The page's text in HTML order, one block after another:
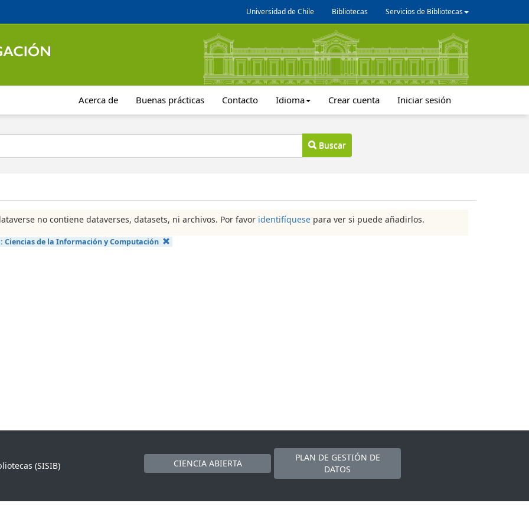
Universidad de Chile Bibliotecas Servicios de Bibliotecas
Acerca de Buenas prácticas Contacto Idioma Crear cuenta Iniciar sesión
Buscar
no contiene dataverses, datasets, ni archivos. Por favor identifíquese para ver si puede añadirlos.
Ciencias de la Información y Computación
(SISIB)
CIENCIA ABIERTA
PLAN DE GESTIÓN DE
DATOS